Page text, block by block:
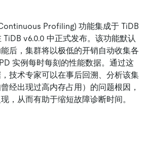
Profiling) 功能集成于 TiDB
v6.0.0 中正式发布。该功能默认
后，集群将以极低的开销自动收集各
实例每时每刻的性能数据。通过这
技术专家可以在事后回溯、分析该集
经出现过高内存占用）的问题根因，
，从而有助于缩短故障诊断时间。